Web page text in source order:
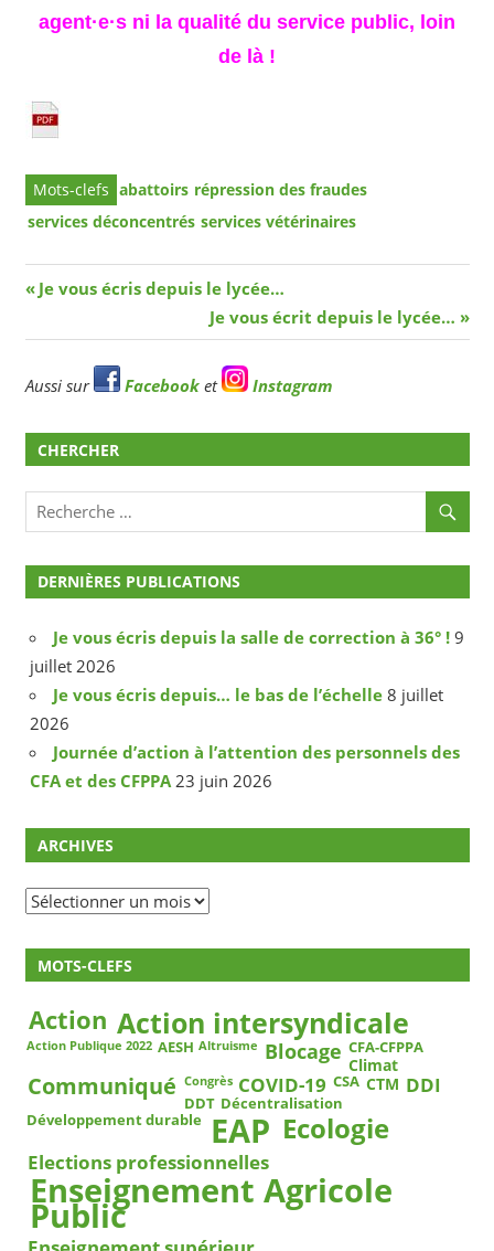
agent·e·s ni la qualité du service public, loin
de là !
abattoirs répression des fraudes
services déconcentrés services vétérinaires
Navigation
de
l’article
Article
Je vous écris depuis le lycée…
Article
suivant
Je vous écrit depuis le lycée…
Aussi sur Facebooket Instagram
CHERCHER
DERNIÈRES PUBLICATIONS
Je vous écris depuis la salle de correction à 36° ! 9
juillet 2026
Je vous écris depuis… le bas de l’échelle 8 juillet
2026
Journée d’action à l’attention des personnels des
CFA et des CFPPA 23 juin 2026
ARCHIVES
Archives
MOTS-CLEFS
Action Action intersyndicale
Action Publique 2022 AESH Altruisme Blocage CFA-CFPPA
Climat
Communiqué Congrès COVID-19 CSA CTM DDI
DDT Décentralisation
Développement durable EAP Ecologie
Elections professionnelles
Enseignement Agricole
Public